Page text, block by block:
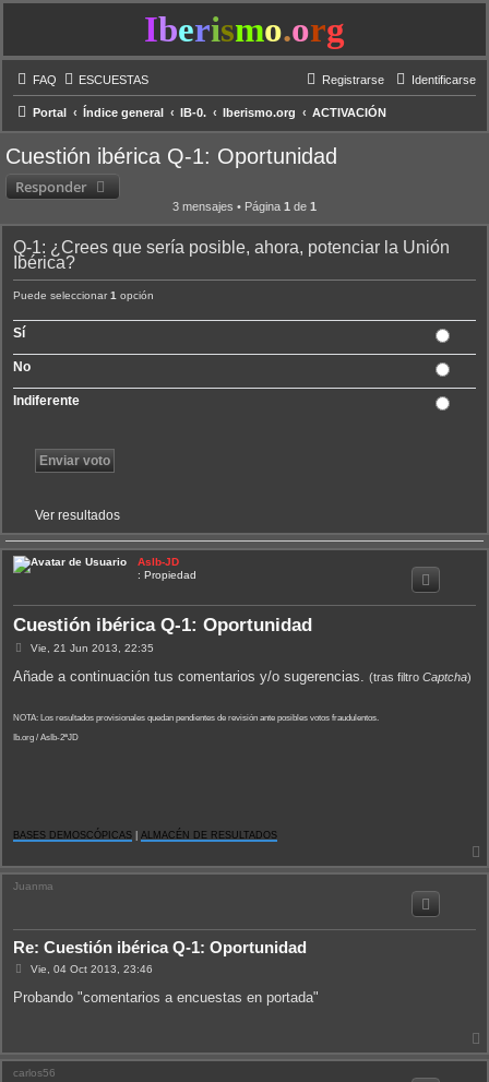
Iberismo.org
FAQ ESCUESTAS Identificarse
Registrarse
Portal Índice general IB-0. Iberismo.org ACTIVACIÓN
Cuestión ibérica Q-1: Oportunidad
Responder
3 mensajes • Página 1 de 1
Q-1: ¿Crees que sería posible, ahora, potenciar la Unión
Ibérica?
Puede seleccionar 1 opción
Sí
No
Indiferente
Ver resultados
AsIb-JD
: Propiedad
Cuestión ibérica Q-1: Oportunidad
M
n
j
Vie, 21 Jun 2013, 22:35
Añade a continuación tus comentarios y/o sugerencias. (tras filtro Captcha)
NOTA: Los resultados provisionales quedan pendientes de revisión ante posibles votos fraudulentos.
Ib.org / AsIb-2ªJD
BASES DEMOSCÓPICAS ALMACÉN DE RESULTADOS
r
Juanma
Re: Cuestión ibérica Q-1: Oportunidad
M
n
Vie, 04 Oct 2013, 23:46
Probando "comentarios a encuestas en portada"
r
carlos56